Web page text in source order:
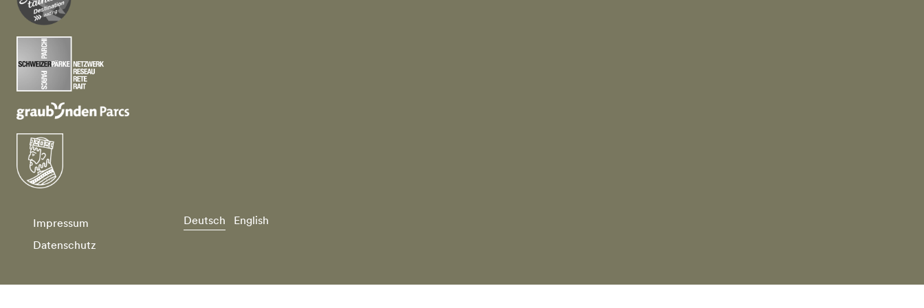
Impressum
Datenschutz
Deutsch English